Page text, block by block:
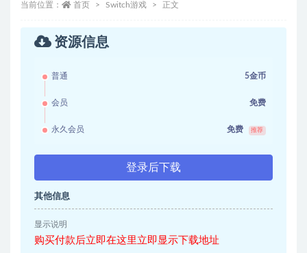
当前位置： 首页 Switch游戏 正文
资源信息
普通 5金币
会员 免费
永久会员 免费 推荐
登录后下载
其他信息
显示说明
购买付款后立即在这里立即显示下载地址